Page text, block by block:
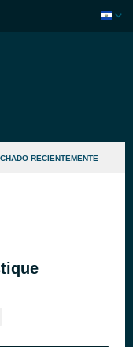
RECIENTEMENTE